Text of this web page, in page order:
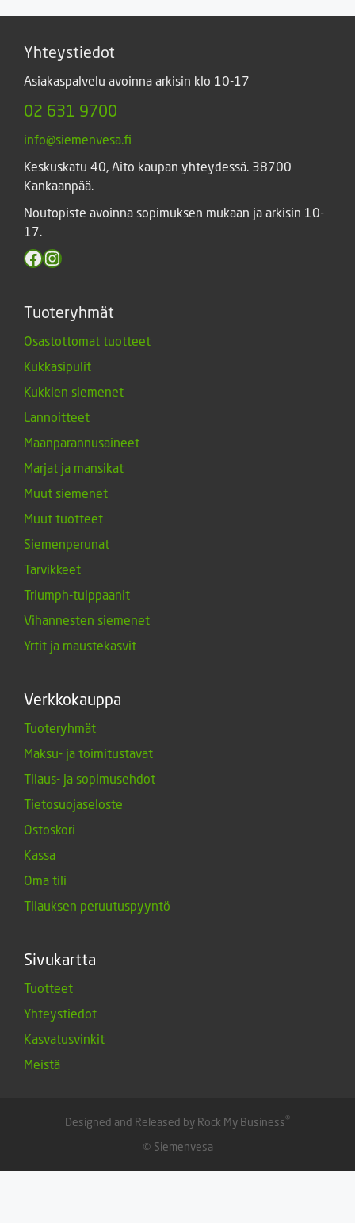
Yhteystiedot
Asiakaspalvelu avoinna arkisin klo 10-17
02 631 9700
info@siemenvesa.fi
Keskuskatu 40, Aito kaupan yhteydessä. 38700
Kankaanpää.
Noutopiste avoinna sopimuksen mukaan ja arkisin 10-
17.
Facebook
Instagram
Tuoteryhmät
Osastottomat tuotteet
Kukkasipulit
Kukkien siemenet
Lannoitteet
Maanparannusaineet
Marjat ja mansikat
Muut siemenet
Muut tuotteet
Siemenperunat
Tarvikkeet
Triumph-tulppaanit
Vihannesten siemenet
Yrtit ja maustekasvit
Verkkokauppa
Tuoteryhmät
Maksu- ja toimitustavat
Tilaus- ja sopimusehdot
Tietosuojaseloste
Ostoskori
Kassa
Oma tili
Tilauksen peruutuspyyntö
Sivukartta
Tuotteet
Yhteystiedot
Kasvatusvinkit
Meistä
Designed and Released by Rock My Business®
© Siemenvesa